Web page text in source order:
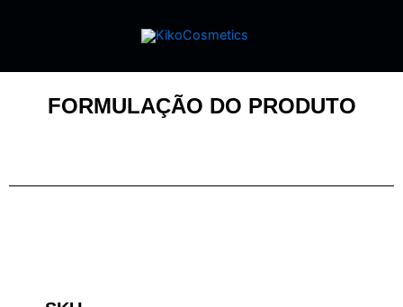
FORMULAÇÃO DO PRODUTO